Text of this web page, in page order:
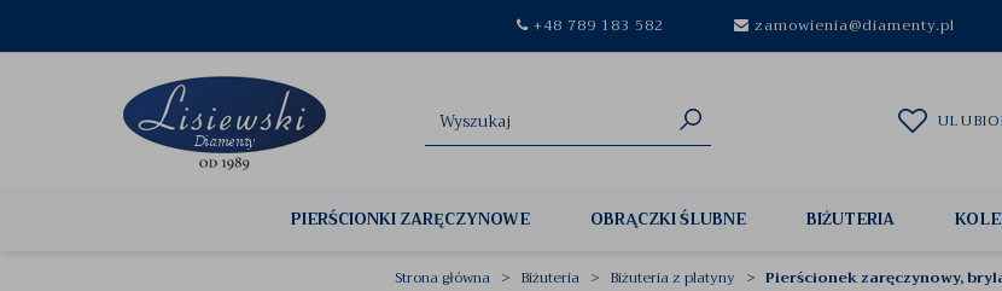
+48 789 183 582 zamowienia@diamenty.pl
PIERŚCIONKI ZARĘCZYNOWE OBRĄCZKI ŚLUBNE BIŻUTERIA
Strona główna Biżuteria Biżuteria z platyny Pierścionek zaręczynowy,